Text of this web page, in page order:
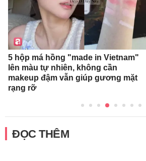
5 hộp má hồng "made in Vietnam"
lên màu tự nhiên, không cần
makeup đậm vẫn giúp gương mặt
rạng rỡ
ĐỌC THÊM